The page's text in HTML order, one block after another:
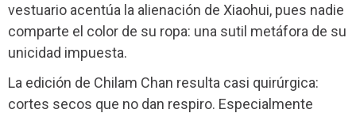
vestuario acentúa la alienación de Xiaohui, pues nadie
comparte el color de su ropa: una sutil metáfora de su
unicidad impuesta.
La edición de Chilam Chan resulta casi quirúrgica:
cortes secos que no dan respiro. Especialmente